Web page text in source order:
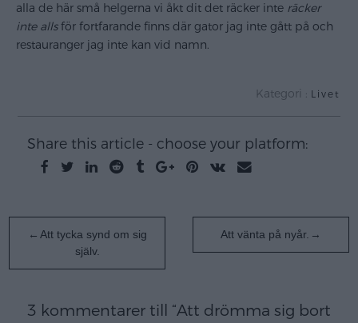
alla de här små helgerna vi åkt dit det räcker inte räcker
inte alls för fortfarande finns där gator jag inte gått på och
restauranger jag inte kan vid namn.
Kategori : Livet
Share this article - choose your platform:
Inläggsnavigering
Att tycka synd om sig
själv.
Att vänta på nyår.
3 kommentarer till “Att drömma sig bort